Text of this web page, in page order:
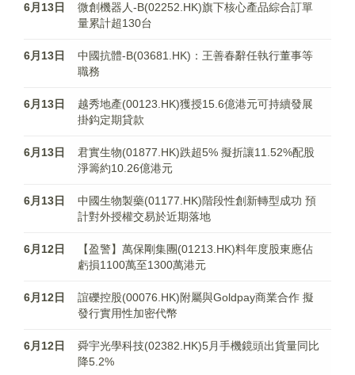
6月13日
微創機器人-B(02252.HK)旗下核心產品綜合訂單
量累計超130台
6月13日
中國抗體-B(03681.HK)：王善春辭任執行董事等
職務
6月13日
越秀地產(00123.HK)獲授15.6億港元可持續發展
掛鈎定期貸款
6月13日
君實生物(01877.HK)跌超5% 擬折讓11.52%配股
淨籌約10.26億港元
6月13日
中國生物製藥(01177.HK)階段性創新轉型成功 預
計對外授權交易於近期落地
6月12日
【盈警】萬保剛集團(01213.HK)料年度股東應佔
虧損1100萬至1300萬港元
6月12日
誼礫控股(00076.HK)附屬與Goldpay商業合作 擬
發行實用性加密代幣
6月12日
舜宇光學科技(02382.HK)5月手機鏡頭出貨量同比
降5.2%